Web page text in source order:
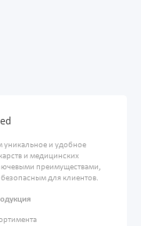
уникальное и удобное
и медицинских
преимуществами,
для клиентов.